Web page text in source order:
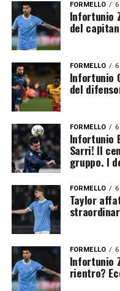
FORMELLO
Infortunio
del
FORMELLO
Infortunio
del
FORMELLO
Infortunio
Sarri! Il
gruppo. I
FORMELLO
Taylor
FORMELLO
Infortunio
rientro?